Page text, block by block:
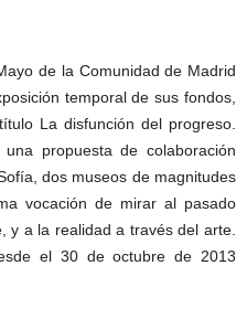
de la Comunidad de Madrid
temporal de sus fondos,
La disfunción del progreso.
propuesta de colaboración
dos museos de magnitudes
vocación de mirar al pasado
y a la realidad a través del arte.
el 30 de octubre de 2013